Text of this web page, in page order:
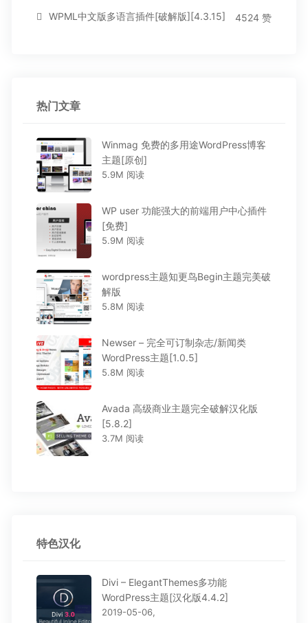
WPML中文版多语言插件[破解版][4.3.15]
4524 赞
热门文章
Winmag 免费的多用途WordPress博客
主题[原创]
5.9M 阅读
WP user 功能强大的前端用户中心插件
[免费]
5.9M 阅读
wordpress主题知更鸟Begin主题完美破
解版
5.8M 阅读
Newser – 完全可订制杂志/新闻类
WordPress主题[1.0.5]
5.8M 阅读
Avada 高级商业主题完全破解汉化版
[5.8.2]
3.7M 阅读
特色汉化
Divi – ElegantThemes多功能
WordPress主题[汉化版4.4.2]
2019-05-06,